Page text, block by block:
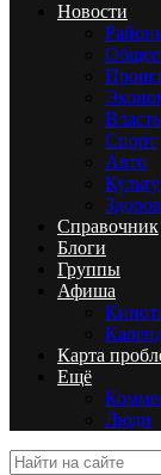
Новости
Власть
Спорт
Авто
Справочник
Блоги
Группы
Афиша
Карта
Ещё
Люди